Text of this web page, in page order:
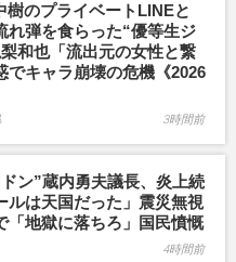
樹のプライベートLINEと
れ弾を食らった“優等生ジ
和也「流出元の女性と繋
でキャラ崩壊の危機《2026
3時間前
ン”蔵内勇夫議長、炎上続
ルは天国だった」震災無視
「地獄に落ちろ」国民憤慨
4時間前